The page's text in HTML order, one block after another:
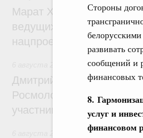
Стороны
развивать
сообщений и
финансовых
8.
услуг и
финансовом
Марат Хуснуллин:
ведущих к спортивным
нацпроекту
Молодёжная
Дмитрий Чернышенко,
Росмолодёжи Григорий
участников проекта
Евразийский